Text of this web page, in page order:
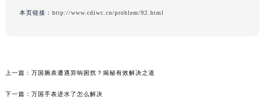
本页链接： http://www.cdiwc.cn/problem/92.html
上一篇： 万国腕表遭遇异响困扰？揭秘有效解决之道
下一篇： 万国手表进水了怎么解决